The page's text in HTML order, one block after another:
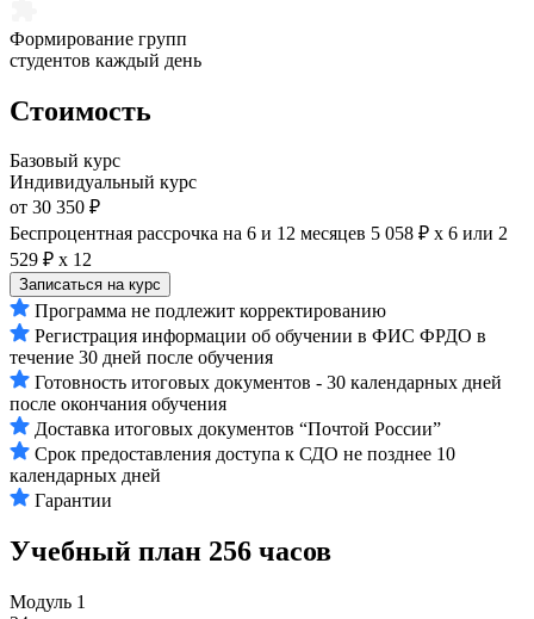
Формирование групп
студентов каждый день
Стоимость
Базовый курс
Индивидуальный курс
от 30 350 ₽
Беспроцентная рассрочка на 6 и 12 месяцев 5 058 ₽ х 6 или 2
529 ₽ х 12
Записаться на курс
Программа не подлежит корректированию
Регистрация информации об обучении в ФИС ФРДО в
течение 30 дней после обучения
Готовность итоговых документов - 30 календарных дней
после окончания обучения
Доставка итоговых документов “Почтой России”
Срок предоставления доступа к СДО не позднее 10
календарных дней
Гарантии
Учебный план 256 часов
Модуль 1